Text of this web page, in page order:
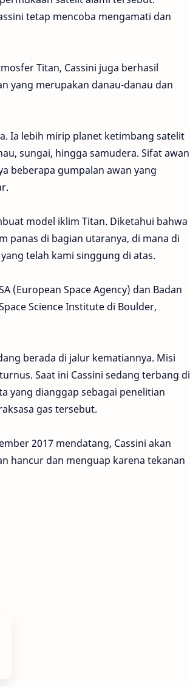
tetap mencoba mengamati dan
Titan, Cassini juga berhasil
yang merupakan danau-danau dan
Ia lebih mirip planet ketimbang satelit
sungai, hingga samudera. Sifat awan
beberapa gumpalan awan yang
model iklim Titan. Diketahui bahwa
panas di bagian utaranya, di mana di
telah kami singgung di atas.
(European Space Agency) dan Badan
Science Institute di Boulder,
berada di jalur kematiannya. Misi
Saat ini Cassini sedang terbang di
yang dianggap sebagai penelitian
gas tersebut.
2017 mendatang, Cassini akan
hancur dan menguap karena tekanan